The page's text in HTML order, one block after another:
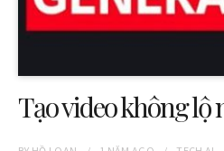
Tạo video không lộ